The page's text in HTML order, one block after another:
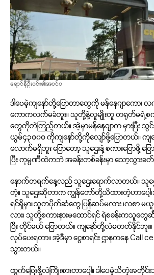
ရောင်နီဦးဝင်း၏အဝင်ဝ
ဒါပေမဲ့ကျနော်တို့ပြောတာတွေကို မန်နေဂျာကော၊
ကောကလက်မခံဘူး။ သူတို့နဲ့လူမျိုးတူ တရုတ်မရဲ့စကာ
တွေကိုဘဲကြည့်တယ်။ အဲ့မှာမန်နေဂျာက မှားပြီး သွင်
ယွမ်၄၃၀၀၀ ကိုကျနော်တို့ကိုလျော်ဖို့ပြောတယ်။
လောက်မရှိဘူး ပြောတော့ သူဌေးနဲ့ စကားပြောဖို့ ပြ
ပြီး ကုမ္ပဏီထဲကဘဲ အခန်းတစ်ခန်းမှာ သော့သွား
နောက်တရက်နေ့လည် သူဌေးရောက်လာတယ်။ သူဌ
တဲ့။ သူဌေးဆိုတာက ကျွန်တော်တို့သိထားတဲ့ဟာပ
ရင်ရှိမှာ။သူကပိုက်ဆံတွေ ပြန်ဆပ်မလား ၊လစာ
လား၊ သူတို့စကားနားမထောင်ရင် ရဲစခန်းကသူတွ
ပြီး တိုင်မယ် ပြောတယ်။ ကျနော်တို့လဲမတတ်နိုင်
လုပ်ပေးရတာ။ အဲ့ဒီမှာ ငွေစာရင်း ဌာနကနေ Call
သွားတယ်။
ထွက်ပြေးဖို့လဲကြိုးစားတာပေါ့။ ဒါပေမဲ့သိတဲ့အတို